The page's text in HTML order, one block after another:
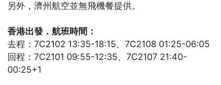
另外，濟州航空並無飛機餐提供。
香港出發．航班時間：
去程：7C2102 13:35-18:15、7C2108 01:25-06:05
回程：7C2101 09:55-12:35、7C2107 21:40-
00:25+1